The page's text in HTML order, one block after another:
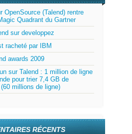
OpenSource (Talend) rentre
Quadrant du Gartner
sur developpez
racheté par IBM
awards 2009
sur Talend : 1 million de ligne
pour trier 7,4 GB de
millions de ligne)
RÉCENTS